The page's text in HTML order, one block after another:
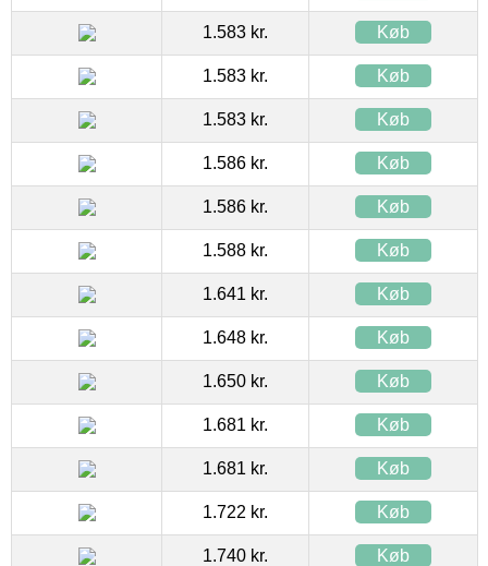
1.583 kr. Køb
1.583 kr. Køb
1.583 kr. Køb
1.586 kr. Køb
1.586 kr. Køb
1.588 kr. Køb
1.641 kr. Køb
1.648 kr. Køb
1.650 kr. Køb
1.681 kr. Køb
1.681 kr. Køb
1.722 kr. Køb
1.740 kr. Køb